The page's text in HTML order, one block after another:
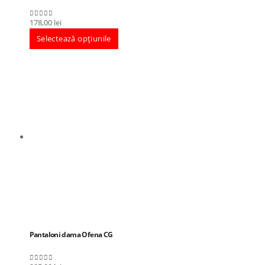
0 out of 5
178,00 lei
Selectează opțiunile
Pantaloni dama Ofena CG